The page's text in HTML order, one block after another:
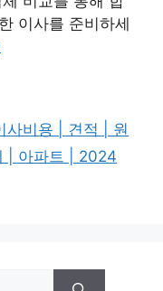
이사를 준비하세
사비용 | 견적 | 원
| 아파트 | 2024